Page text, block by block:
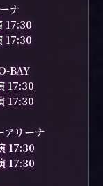
ナ
17:30
17:30
BAY
17:30
17:30
アリーナ
17:30
17:30